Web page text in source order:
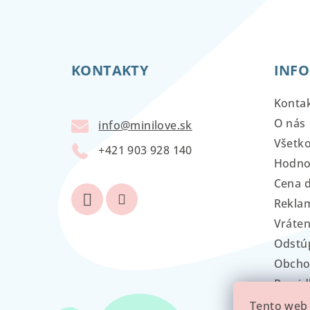
Tento
KONTAKTY
info@minilove.sk
+421 903 928 140
O nás
Cena
GDPR